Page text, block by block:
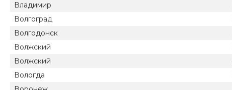
Владимир
Волгоград
Волгодонск
Волжский
Волжский
Вологда